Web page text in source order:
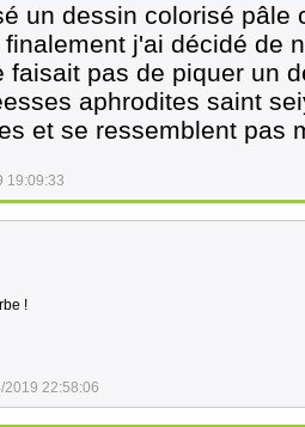
un dessin colorisé pâle
j'ai décidé de
faisait pas de piquer un
aphrodites saint
et se ressemblent pas
19:09:33
!
2019 22:58:06